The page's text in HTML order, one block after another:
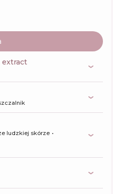
extract
ludzkiej skórze